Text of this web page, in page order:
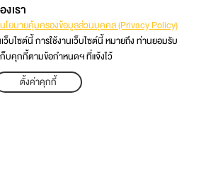
APPLY
โดยตรง 02 470 8333
เรา
นโยบายคุ้มครองข้อมูลส่วนบุคคล (Privacy Policy)
ว็บไซต์นี้ การใช้งานเว็บไซต์นี้ หมายถึง ท่านยอมรับ
บคุกกี้ตามข้อกำหนดฯ ที่แจ้งไว้
ตั้งค่าคุกกี้